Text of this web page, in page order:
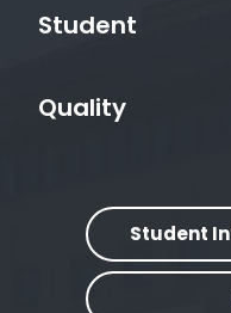
Student
Quality
Student